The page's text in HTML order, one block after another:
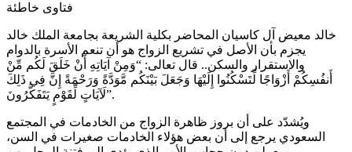
فتاوى خاطئة
خالد معيض آل كاسيان المحاضر بكلية الشريعة بجامعة الملك خالد
يجزم بأن الأصل في تشريع الزواج هو أن تنعم الأسرة بالدوام
والاستقرار والسكن.. قال تعالى: “وَمِنْ آيَاتِهِ أَنْ خَلَقَ لَكُم مِّنْ
أَنفُسِكُمْ أَزْوَاجًا لِّتَسْكُنُوا إِلَيْهَا وَجَعَلَ بَيْنَكُم مَّوَدَّةً وَرَحْمَةً إِنَّ فِي ذَلِكَ
لَآيَاتٍ لِّقَوْمٍ يَتَفَكَّرُونَ”.
ويُشدّد على أن بروز ظاهرة الزواج من الخادمات في المجتمع
السعودي يرجع إلى أن بعض هؤلاء الخادمات صغيرات في السن،